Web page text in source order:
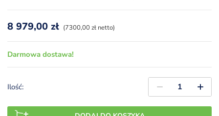
8 979,00 zł (7300,00 zł netto)
Darmowa dostawa!
Ilość: